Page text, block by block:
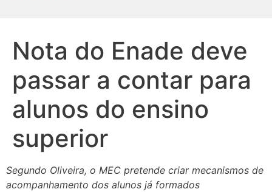
Nota do Enade deve
passar a contar para
alunos do ensino
superior
Segundo Oliveira, o MEC pretende criar mecanismos de
acompanhamento dos alunos já formados